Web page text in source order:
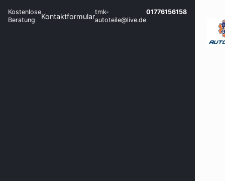
Kostenlose
Beratung
Kontaktformulartmk-
autoteile@live.de
01776156158